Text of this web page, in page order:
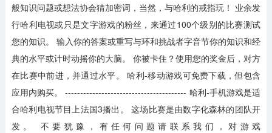
般知识问题或想法协会猜加密词，当然，与哈利的戒指玩！ 业余发
行哈利电视或只是文字游戏的粉丝，来通过100个级别的比赛测试
您的知识。 输入你的答案或重写与环和挑战者字音节你的知识和经
典的水平或计时动摇你的大脑。 你被卡住？使用您的奖金后，对方
在比赛中前进，并通过水平。 哈利-移动游戏可免费下载，但包含
应用内购买。 ---------------------------------------- 哈利-手机游戏是适
合哈利电视节目上法国3播出。 这场比赛是由数字化森林的团队开
发。 不要犹豫，有任何问题请联系我们，对游戏